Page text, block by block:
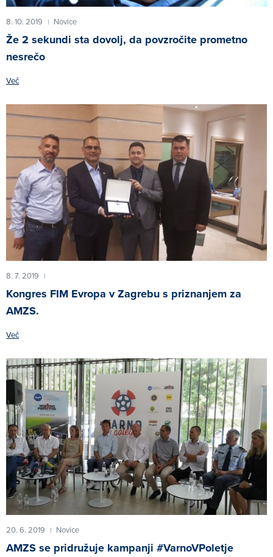
8. 10. 2019 | Novice
Že 2 sekundi sta dovolj, da povzročite prometno
nesrečo
Več
8. 7. 2019 |
Kongres FIM Evropa v Zagrebu s priznanjem za
AMZS.
Več
20. 6. 2019 | Novice
AMZS se pridružuje kampanji #VarnoVPoletje